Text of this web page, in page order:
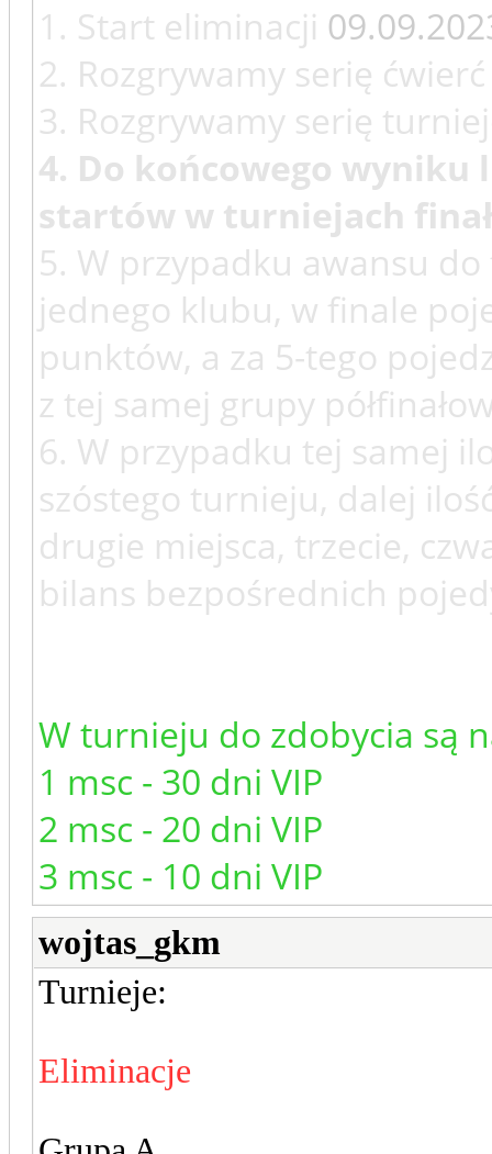
1. Start eliminacji
2. Rozgrywamy serię
3. Rozgrywamy serię
4. Do końcowego wyniku
startów w turniejach
5. W przypadku awansu
jednego klubu, w finale
punktów, a za 5-tego
z tej samej grupy
6. W przypadku tej samej
szóstego turnieju, dalej
drugie miejsca, trzecie,
bilans bezpośrednich
W turnieju do zdobycia są
1 msc - 30 dni VIP
2 msc - 20 dni VIP
3 msc - 10 dni VIP
wojtas_gkm
Turnieje:
Eliminacje